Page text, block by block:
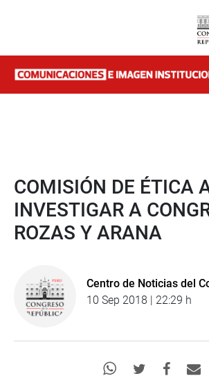
COMISIÓN DE ÉTICA
INVESTIGAR A
ROZAS Y ARANA
Centro de Noticias del
10 Sep 2018 | 22:29 h